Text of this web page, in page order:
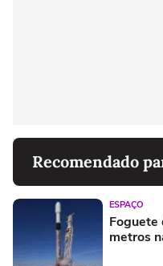
Recomendado
ESPAÇO
Foguete
metros